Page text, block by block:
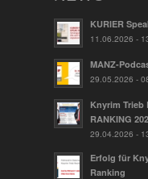
KURIER
11.06.2026 -
MANZ-
29.05.2026 -
Knyrim Trieb
RANKING
29.04.2026 -
Erfolg für
Ranking